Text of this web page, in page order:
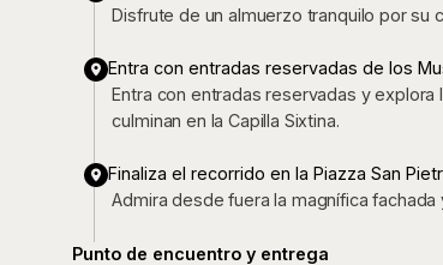
Disfrute de un almuerzo tranquilo por su
Entra con entradas reservadas de los
Entra con entradas reservadas y
culminan en la Capilla Sixtina.
Finaliza el recorrido en la Piazza San
Admira desde fuera la magnífica
Punto de encuentro y entrega